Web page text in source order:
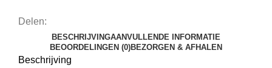
Delen:
BESCHRIJVINGAANVULLENDE INFORMATIE
BEOORDELINGEN (0)BEZORGEN & AFHALEN
Beschrijving